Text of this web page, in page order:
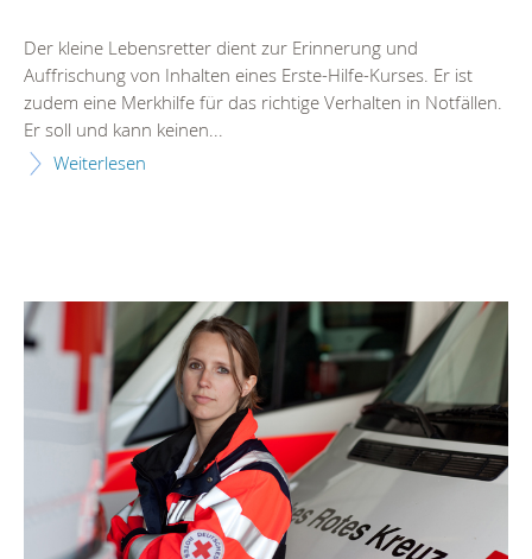
Der kleine Lebensretter dient zur Erinnerung und
Auffrischung von Inhalten eines Erste-Hilfe-Kurses. Er ist
zudem eine Merkhilfe für das richtige Verhalten in Notfällen.
Er soll und kann keinen...
Weiterlesen